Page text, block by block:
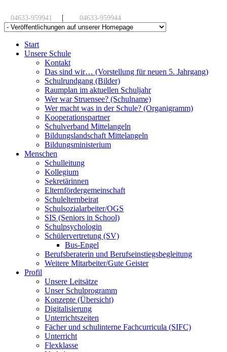
04633-959941 | 04633-959944
Start
Unsere Schule
Kontakt
Das sind wir… (Vorstellung für neuen 5. Jahrgang)
Schulrundgang (Bilder)
Raumplan im aktuellen Schuljahr
Wer war Struensee? (Schulname)
Wer macht was in der Schule? (Organigramm)
Kooperationspartner
Schulverband Mittelangeln
Bildungslandschaft Mittelangeln
Bildungsministerium
Menschen
Schulleitung
Kollegium
Sekretärinnen
Elternfördergemeinschaft
Schulelternbeirat
Schulsozialarbeiter/OGS
SIS (Seniors in School)
Schulpsychologin
Schülervertretung (SV)
Bus-Engel
Berufsberaterin und Berufseinstiegsbegleitung
Weitere Mitarbeiter/Gute Geister
Profil
Unsere Leitsätze
Unser Schulprogramm
Konzepte (Übersicht)
Digitalisierung
Unterrichtszeiten
Fächer und schulinterne Fachcurricula (SIFC)
Unterricht
Flexklasse